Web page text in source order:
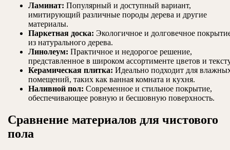
Ламинат: Популярный и доступный вариант,
имитирующий различные породы дерева и другие
материалы.
Паркетная доска: Экологичное и долговечное
из натурального дерева.
Линолеум: Практичное и недорогое решение,
представленное в широком ассортименте цветов и
Керамическая плитка: Идеально подходит для
помещений, таких как ванная комната и кухня.
Наливной пол: Современное и стильное покрытие,
обеспечивающее ровную и бесшовную поверхность.
Сравнение материалов для чистового
пола